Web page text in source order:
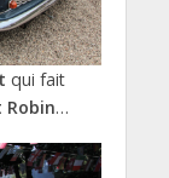
qui fait
Robin…